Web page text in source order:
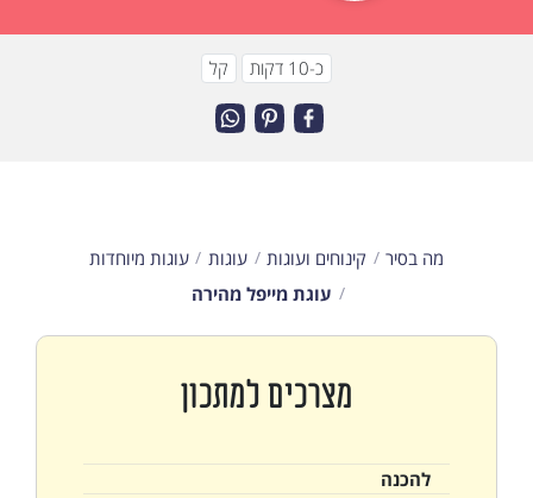
כ-10 דקות קל
מה בסיר קינוחים ועוגות עוגות
עוגות מיוחדות
עוגת מייפל מהירה
מצרכים למתכון
להכנה